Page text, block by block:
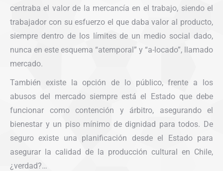
centraba el valor de la mercancía en el trabajo, siendo el
trabajador con su esfuerzo el que daba valor al producto,
siempre dentro de los límites de un medio social dado,
nunca en este esquema “atemporal” y “a-locado”, llamado
mercado.
También existe la opción de lo público, frente a los
abusos del mercado siempre está el Estado que debe
funcionar como contención y árbitro, asegurando el
bienestar y un piso mínimo de dignidad para todos. De
seguro existe una planificación desde el Estado para
asegurar la calidad de la producción cultural en Chile,
¿verdad?…